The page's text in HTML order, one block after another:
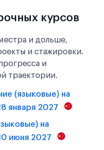
курсов
и дольше,
и стажировки.
и
траектории.
(языковые) на
января 2027
на
июня 2027